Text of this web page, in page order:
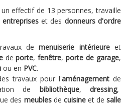
effectif de 13 personnes, travaille
entreprises et des donneurs d'ordre
demenuiserie intérieure et
deporte,fenêtre,porte de garage,
ou en PVC.
travaux pour l'aménagement de
de bibliothèque,dressing,
des meubles de cuisineet de salle